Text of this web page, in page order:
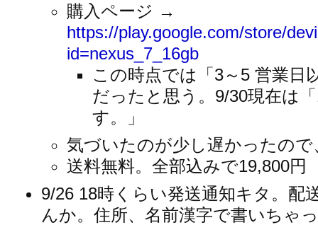
購入ページ →
https://play.google.com/store/
id=nexus_7_16gb
この時点では「3～5 営業日
だったと思う。9/30現在は
す。」
気づいたのが少し遅かったの
送料無料。全部込みで19,800円
9/26 18時くらい発送通知キタ。配
んか。住所、名前漢字で書いちゃ